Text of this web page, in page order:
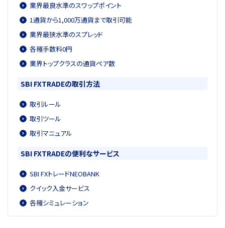
業界最良水準のスワップポイント
1通貨から1,000万通貨まで取引可能
業界最狭水準のスプレッド
各種手数料0円
業界トップクラスの通貨ペア数
SBI FXTRADEの取引方法
取引ルール
取引ツール
取引マニュアル
SBI FXTRADEの便利なサービス
SBI FXトレードNEOBANK
クイック入金サービス
各種シミュレーション